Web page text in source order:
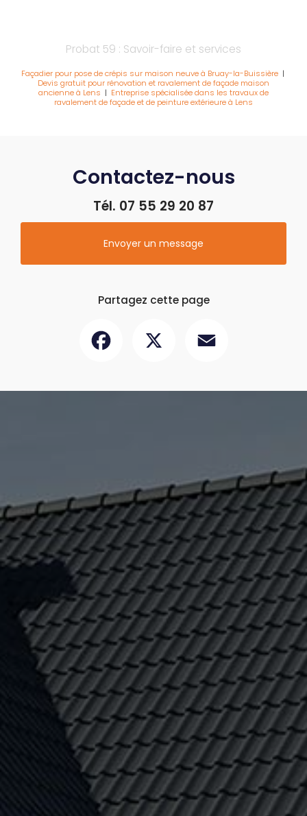
Probat 59 : Savoir-faire et services
Façadier pour pose de crépis sur maison neuve à Bruay-la-Buissière|
Devis gratuit pour rénovation et ravalement de façade maison
ancienne à Lens | Entreprise spécialisée dans les travaux de
ravalement de façade et de peinture extérieure à Lens
Contactez-nous
Tél. 07 55 29 20 87
Envoyer un message
Partagez cette page